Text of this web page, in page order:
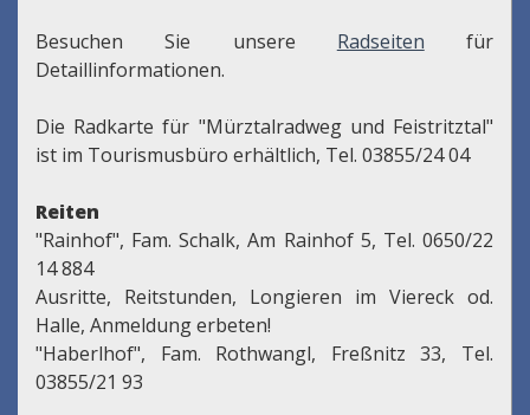
Besuchen Sie unsere Radseiten
für
Detaillinformationen.
Die Radkarte für "Mürztalradweg und Feistritztal"
ist im Tourismusbüro erhältlich, Tel. 03855/24 04
Reiten
"Rainhof", Fam. Schalk, Am Rainhof 5, Tel. 0650/22
14 884
Ausritte, Reitstunden, Longieren im Viereck od.
Halle, Anmeldung erbeten!
"Haberlhof", Fam. Rothwangl, Freßnitz 33, Tel.
03855/21 93